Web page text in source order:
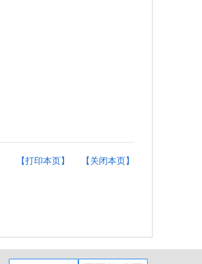
【关闭本页】
【打印本页】